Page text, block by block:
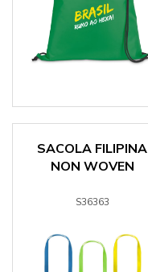
SACOLA FILIPINA
NON WOVEN
S36363